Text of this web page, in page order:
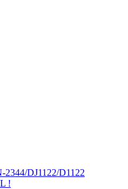
DJ1122/D1122
!